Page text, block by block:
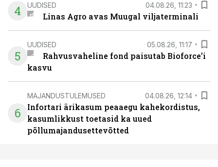
4 UUDISED 04.08.26, 11:23
Linas Agro avas Muugal viljaterminali
5
UUDISED 05.08.26, 11:17
Rahvusvaheline fond paisutab Bioforce’i
kasvu
6
MAJANDUSTULEMUSED 04.08.26, 12:14
Infortari ärikasum peaaegu kahekordistus,
kasumlikkust toetasid ka uued
põllumajandusettevõtted